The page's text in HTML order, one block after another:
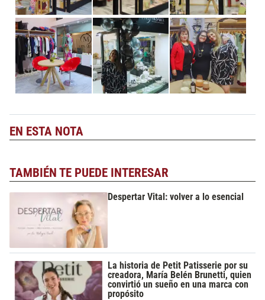
EN ESTA NOTA
TAMBIÉN TE PUEDE INTERESAR
Despertar Vital: volver a lo esencial
La historia de Petit Patisserie por su
creadora, María Belén Brunetti, quien
convirtió un sueño en una marca con
propósito